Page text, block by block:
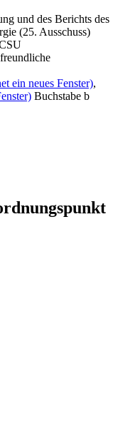
und des Berichts des
(25. Ausschuss)
ein neues Fenster),
Buchstabe b